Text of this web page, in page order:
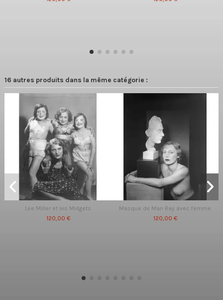
16 autres produits dans la même catégorie :
Lee Miller et les Midgets
120,00 €
Masque de Man Ray avec femme
120,00 €